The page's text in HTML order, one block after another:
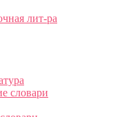
лит-ра
словари